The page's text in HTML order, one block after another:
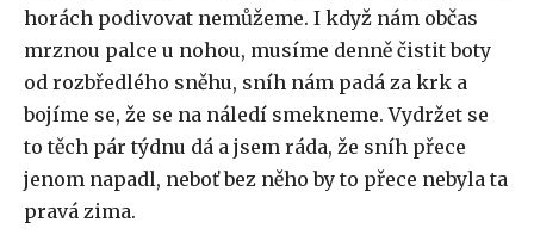
horách podivovat nemůžeme. I když nám občas
mrznou palce u nohou, musíme denně čistit boty
od rozbředlého sněhu, sníh nám padá za krk a
bojíme se, že se na náledí smekneme. Vydržet se
to těch pár týdnu dá a jsem ráda, že sníh přece
jenom napadl, neboť bez něho by to přece nebyla ta
pravá zima.